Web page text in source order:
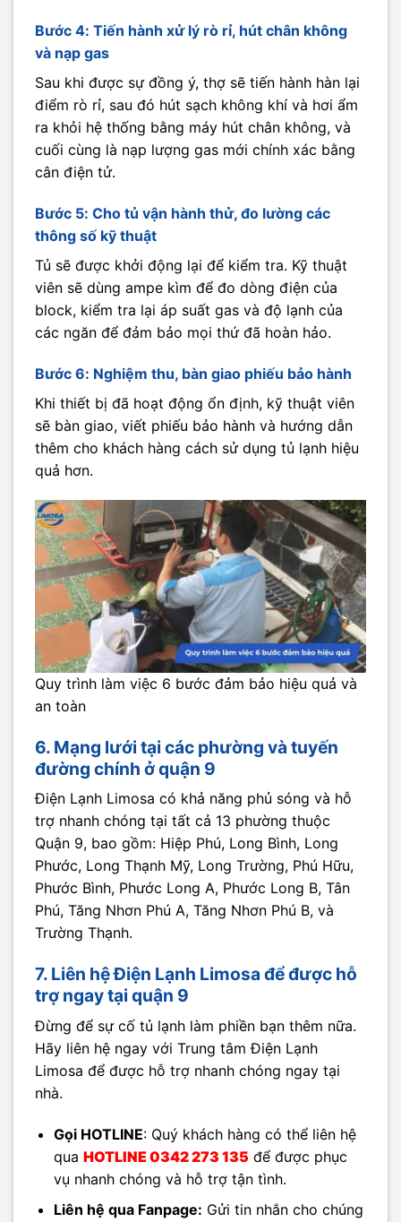
Bước 4: Tiến hành xử lý rò rỉ, hút chân không
và nạp gas
Sau khi được sự đồng ý, thợ sẽ tiến hành hàn lại
điểm rò rỉ, sau đó hút sạch không khí và hơi ẩm
ra khỏi hệ thống bằng máy hút chân không, và
cuối cùng là nạp lượng gas mới chính xác bằng
cân điện tử.
Bước 5: Cho tủ vận hành thử, đo lường các
thông số kỹ thuật
Tủ sẽ được khởi động lại để kiểm tra. Kỹ thuật
viên sẽ dùng ampe kìm để đo dòng điện của
block, kiểm tra lại áp suất gas và độ lạnh của
các ngăn để đảm bảo mọi thứ đã hoàn hảo.
Bước 6: Nghiệm thu, bàn giao phiếu bảo hành
Khi thiết bị đã hoạt động ổn định, kỹ thuật viên
sẽ bàn giao, viết phiếu bảo hành và hướng dẫn
thêm cho khách hàng cách sử dụng tủ lạnh hiệu
quả hơn.
Quy trình làm việc 6 bước đảm bảo hiệu quả và
an toàn
6. Mạng lưới tại các phường và tuyến
đường chính ở quận 9
Điện Lạnh Limosa có khả năng phủ sóng và hỗ
trợ nhanh chóng tại tất cả 13 phường thuộc
Quận 9, bao gồm: Hiệp Phú, Long Bình, Long
Phước, Long Thạnh Mỹ, Long Trường, Phú Hữu,
Phước Bình, Phước Long A, Phước Long B, Tân
Phú, Tăng Nhơn Phú A, Tăng Nhơn Phú B, và
Trường Thạnh.
7. Liên hệ Điện Lạnh Limosa để được hỗ
trợ ngay tại quận 9
Đừng để sự cố tủ lạnh làm phiền bạn thêm nữa.
Hãy liên hệ ngay với Trung tâm Điện Lạnh
Limosa để được hỗ trợ nhanh chóng ngay tại
nhà.
Gọi HOTLINE: Quý khách hàng có thể liên hệ
qua HOTLINE0342 273 135 để được phục
vụ nhanh chóng và hỗ trợ tận tình.
Liên hệ qua Fanpage: Gửi tin nhắn cho chúng